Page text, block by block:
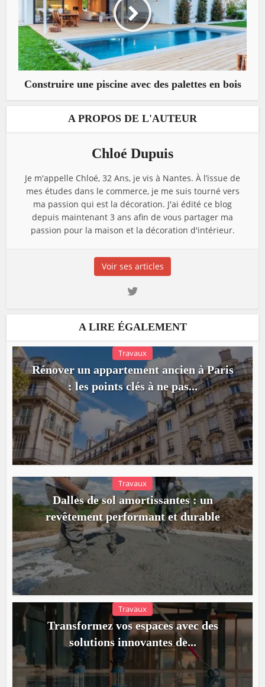
Construire une piscine avec des palettes en bois
A PROPOS DE L'AUTEUR
Chloé Dupuis
Je m'appelle Chloé, 32 Ans, je vis à Nantes. À l’issue de
mes études dans le commerce, je me suis tourné vers
ma passion qui est la décoration. J'ai édité ce blog
depuis maintenant 3 ans afin de vous partager ma
passion pour la maison et la décoration d'intérieur.
Voir ses articles
A LIRE ÉGALEMENT
Travaux
Rénover un appartement ancien à Paris
: les points clés à ne pas...
Travaux
Dalles de sol amortissantes : un
revêtement performant et durable
Travaux
Transformez vos espaces avec des
solutions innovantes de...